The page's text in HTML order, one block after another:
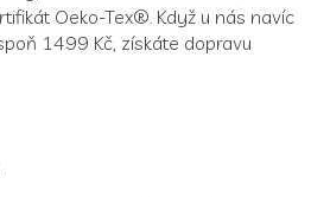
Oeko-Tex®. Když u nás navíc
1499 Kč, získáte dopravu